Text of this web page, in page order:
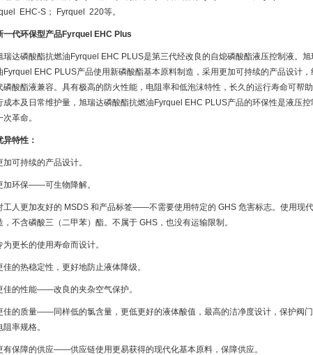
EHC-S； Fyrquel 220等。
代环保型产品Fyrquel EHC Plus
达磷酸酯抗燃油Fyrquel EHC PLUS是第三代经改良的自熄磷酸酯液压控制液。旭
Fyrquel EHC PLUS产品使用新磷酸酯基本原料制造，采用更加可持续的产品设计
磷酸酯液兼容。具有极高的防火性能，电阻率和低泡沫特性，长久的运行寿命可帮
成本及日常维护量，旭瑞达磷酸酯抗燃油Fyrquel EHC PLUS产品的环保性是液压控
次革命。
特性：
可持续的产品设计。
环保——可生物降解。
人更加友好的 MSDS 和产品标签——不需要使用特定的 GHS 危害标志。使用现
，不含磷酸三（二甲苯）酯。不属于 GHS，也没有运输限制。
更长的使用寿命而设计。
的热稳定性，更好地防止液体降级。
的性能——改良的夹杂空气保护。
的质量——同样低的氯含量，更低更好的液体酸值，最高的洁净度设计，保护阀
阻率规格。
保障的供应——供应链使用更易获得的现代化基本原料，保障供应。